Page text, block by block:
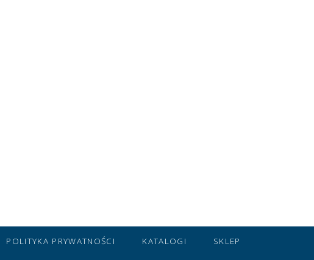
POLITYKA PRYWATNOŚCI KATALOGI SKLEP